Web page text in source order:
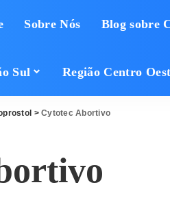
Sobre Nós Blog sobre
Sul Região Centro
>Cytotec Abortivo